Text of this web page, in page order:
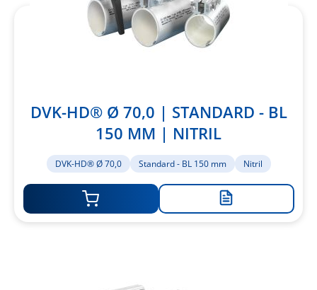
DVK-HD® Ø 70,0 | STANDARD - BL
150 MM | NITRIL
DVK-HD® Ø 70,0 Standard - BL 150 mm Nitril
Zur